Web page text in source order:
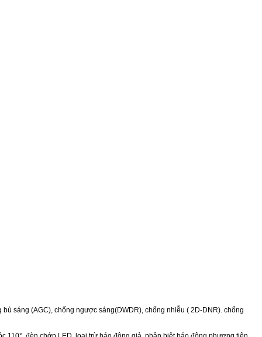
sáng (AGC), chống ngược sáng(DWDR), chống nhiễu ( 2D-DNR). chống